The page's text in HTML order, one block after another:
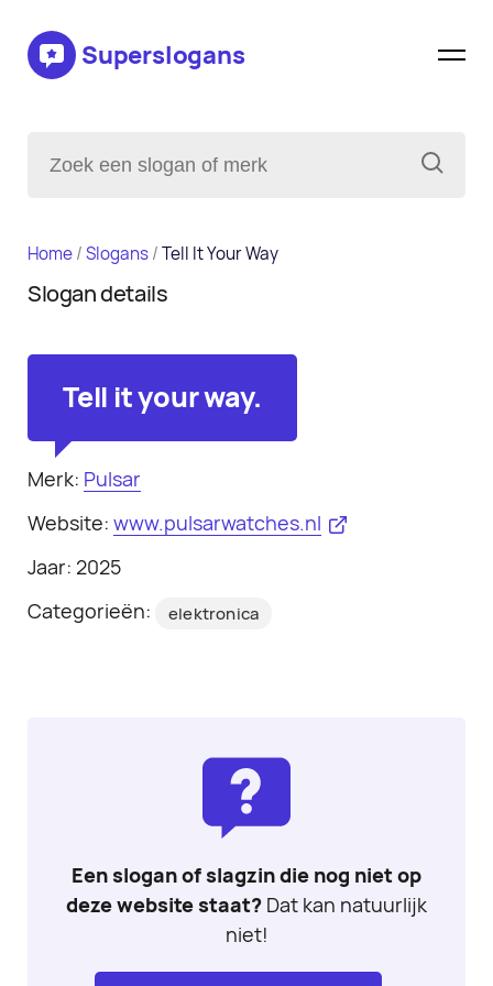
Superslogans
Home/Slogans/Tell It Your Way
Slogan details
Tell it your way.
Merk: Pulsar
Website: www.pulsarwatches.nl
Jaar: 2025
Categorieën:
elektronica
Een slogan of slagzin die nog niet op
deze website staat? Dat kan natuurlijk
niet!